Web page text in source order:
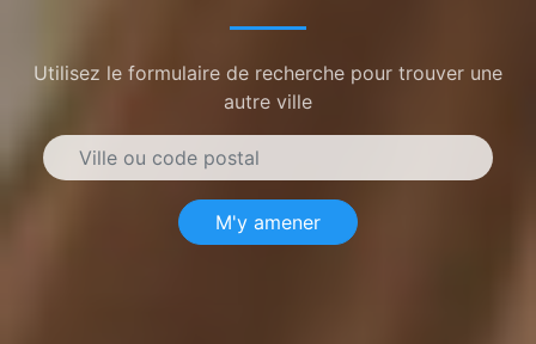
Utilisez le formulaire de recherche pour trouver une
autre ville
M'y amener